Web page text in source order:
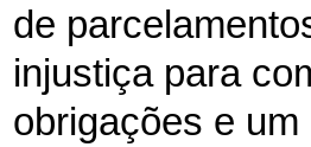
de
injustiça para
obrigações e